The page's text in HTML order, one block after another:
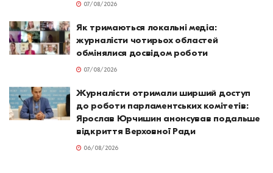
07/08/2026
Як тримаються локальні медіа:
журналісти чотирьох областей
обмінялися досвідом роботи
07/08/2026
Журналісти отримали ширший доступ
до роботи парламентських комітетів:
Ярослав Юрчишин анонсував подальше
відкриття Верховної Ради
06/08/2026